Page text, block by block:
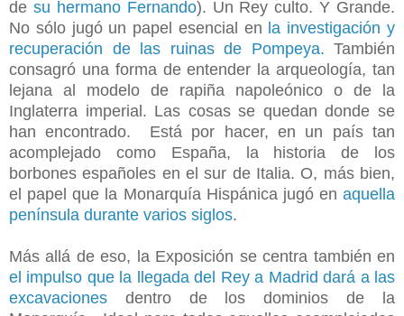
de su hermano Fernando). Un Rey culto. Y Grande.
No sólo jugó un papel esencial en la investigación y
recuperación de las ruinas de Pompeya. También
consagró una forma de entender la arqueología, tan
lejana al modelo de rapiña napoleónico o de la
Inglaterra imperial. Las cosas se quedan donde se
han encontrado. Está por hacer, en un país tan
acomplejado como España, la historia de los
borbones españoles en el sur de Italia. O, más bien,
el papel que la Monarquía Hispánica jugó en aquella
península durante varios siglos.
Más allá de eso, la Exposición se centra también en
el impulso que la llegada del Rey a Madrid dará a las
excavaciones dentro de los dominios de la